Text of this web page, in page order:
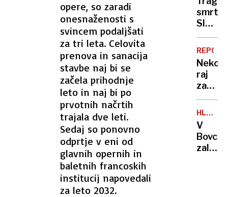
opere, so zaradi
onesnaženosti s
svincem podaljšati
za tri leta. Celovita
prenova in sanacija
stavbe naj bi se
začela prihodnje
leto in naj bi po
prvotnih načrtih
trajala dve leti.
Sedaj so ponovno
odprtje v eni od
glavnih opernih in
baletnih francoskih
institucij napovedali
za leto 2032.
pod
masko
skrival
znan
obraz
iz
Lesc
smrt
na
umrl
24-
letni
očka,
gasilec
in
bivši
Nekoč
raj
za
danes
na
Vršič
leze
vsak,
HLADNA
FRONTA
V
Bovcu
zalilo